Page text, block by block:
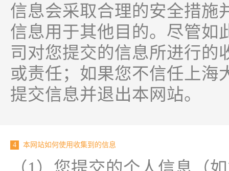
信息会采取合理的安全措施
信息用于其他目的。尽管如
司对您提交的信息所进行的
或责任；如果您不信任上海
提交信息并退出本网站。
4 本网站如何使用收集到的信息